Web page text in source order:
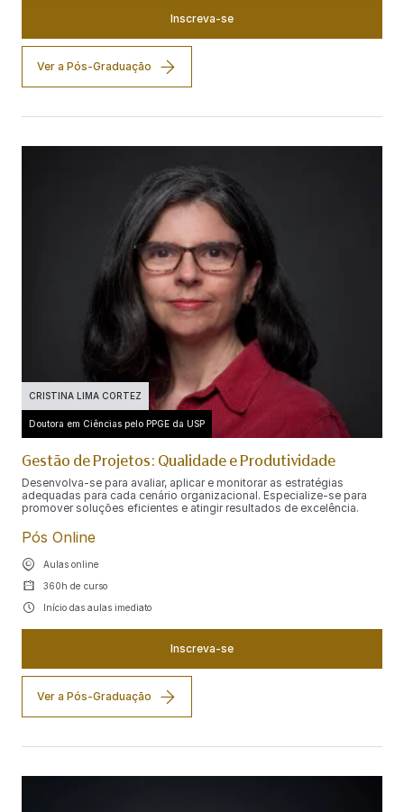
Inscreva-se
Ver a Pós-Graduação
CRISTINA LIMA CORTEZ
Doutora em Ciências pelo PPGE da USP
Gestão de Projetos: Qualidade e Produtividade
Desenvolva-se para avaliar, aplicar e monitorar as estratégias
adequadas para cada cenário organizacional. Especialize-se para
promover soluções eficientes e atingir resultados de excelência.
Pós Online
Aulas online
360h de curso
Início das aulas imediato
Inscreva-se
Ver a Pós-Graduação